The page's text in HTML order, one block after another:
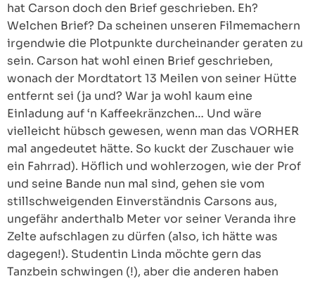
hat Carson doch den Brief geschrieben. Eh?
Welchen Brief? Da scheinen unseren Filmemachern
irgendwie die Plotpunkte durcheinander geraten zu
sein. Carson hat wohl einen Brief geschrieben,
wonach der Mordtatort 13 Meilen von seiner Hütte
entfernt sei (ja und? War ja wohl kaum eine
Einladung auf ‘n Kaffeekränzchen… Und wäre
vielleicht hübsch gewesen, wenn man das VORHER
mal angedeutet hätte. So kuckt der Zuschauer wie
ein Fahrrad). Höflich und wohlerzogen, wie der Prof
und seine Bande nun mal sind, gehen sie vom
stillschweigenden Einverständnis Carsons aus,
ungefähr anderthalb Meter vor seiner Veranda ihre
Zelte aufschlagen zu dürfen (also, ich hätte was
dagegen!). Studentin Linda möchte gern das
Tanzbein schwingen (!), aber die anderen haben